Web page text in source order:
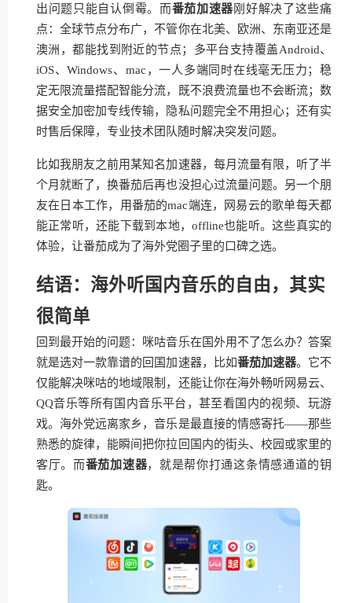
出问题只能自认倒霉。而番茄加速器刚好解决了这些痛
点：全球节点分布广，不管你在北美、欧洲、东南亚还是
澳洲，都能找到附近的节点；多平台支持覆盖Android、
iOS、Windows、mac，一人多端同时在线毫无压力；稳
定无限流量搭配智能分流，既不浪费流量也不会断流；数
据安全加密加专线传输，隐私问题完全不用担心；还有实
时售后保障，专业技术团队随时解决突发问题。
比如我朋友之前用某知名加速器，每月流量有限，听了半
个月就断了，换番茄后再也没担心过流量问题。另一个朋
友在日本工作，用番茄的mac端连，网易云的歌单每天都
能正常听，还能下载到本地，offline也能听。这些真实的
体验，让番茄成为了海外党圈子里的口碑之选。
结语：海外听国内音乐的自由，其实
很简单
回到最开始的问题：咪咕音乐在国外用不了怎么办？答案
就是选对一款靠谱的回国加速器，比如番茄加速器。它不
仅能解决咪咕的地域限制，还能让你在海外畅听网易云、
QQ音乐等所有国内音乐平台，甚至看国内的视频、玩游
戏。海外党远离家乡，音乐是最直接的情感寄托——那些
熟悉的旋律，能瞬间把你拉回国内的街头、校园或家里的
客厅。而番茄加速器，就是帮你打通这条情感通道的钥
匙。